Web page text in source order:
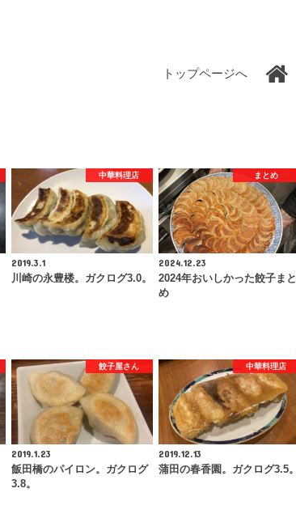
トップページへ
中華料理店
2019.3.1
川崎の永豊楼。ガクログ3.0。
まとめ
2024.12.23
2024年おいしかった餃子まと
め
餃子屋さん
2019.1.23
飯田橋のパイロン。ガクログ
3.8。
中華料理店
2019.12.13
蒲田の春香園。ガクログ3.5。